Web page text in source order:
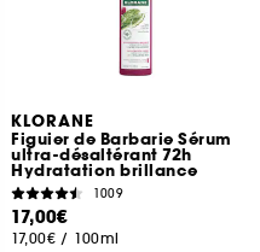
KLORANE
Figuier de Barbarie Sérum
ultra-désaltérant 72h
Hydratation brillance
1009
17,00€
17,00€ / 100ml